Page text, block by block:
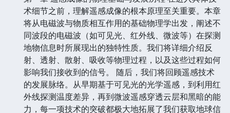
术细节之前，理解遥感成像的根本原理至关重要。本章
将从电磁波与物质相互作用的基础物理学出发，阐述不
同波段的电磁波（如可见光、红外线、微波等）在探测
地物信息时所展现出的独特性质。我们将详细介绍反
射、透射、散射、吸收等物理过程，以及这些过程如何
影响我们接收到的信号。 随后，我们将回顾遥感技术
的发展脉络。从早期基于可见光的光学遥感，到利用红
外线探测温度差异，再到微波遥感穿透云层和黑暗的能
力，每一项技术的突破都极大地拓展了我们获取地球信